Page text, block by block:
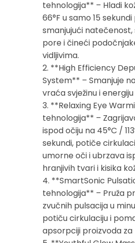
tehnologija** – Hladi
66°F u samo 15
smanjujući natečenost,
pore i čineći
vidljivima.
2. **High Efficiency
System** – Smanjuje
vraća svježinu i
3. **Relaxing Eye
tehnologija** –
ispod očiju na 45°C /
sekundi, potiče
umorne oči i ubrzava
hranjivih tvari i kisika
4. **SmartSonic
tehnologija** – Pruža
zvučnih pulsacija u
potiču cirkulaciju i
apsorpciji proizvoda za